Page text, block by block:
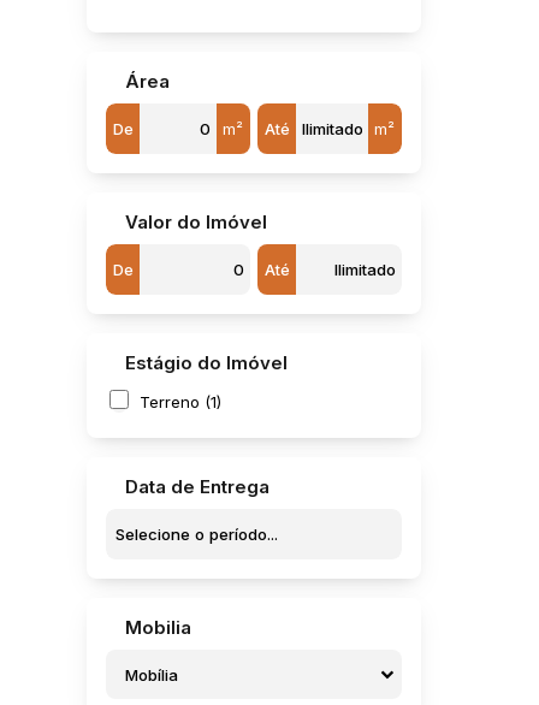
Jardim Padre Augusto Sani (1)
Jardim Parati (7)
Jardim Pires I (1)
Jardim Rosa Branca (1)
Jardim São Francisco (1)
Jardim São José (1)
Loteamento Industrial Quinta da Colina (1)
Parque Frei Galvão (1)
Residencial Morada do Sol (1)
Vila Maria Cristina (1)
Vila Nova (3)
Centro (1)
Área
De m² Até m²
Valor do Imóvel
De Até
Estágio do Imóvel
Terreno (1)
Data de Entrega
Mobilia
Mobília